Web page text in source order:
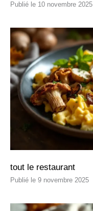
10 novembre 2025
tout le restaurant
9 novembre 2025